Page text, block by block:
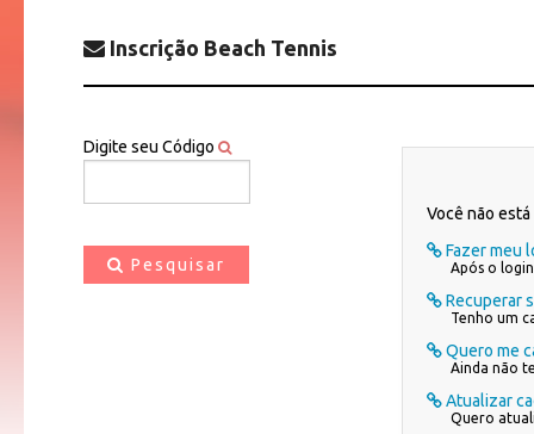
Inscrição Beach Tennis
Digite seu Código
Pesquisar
Você não
Fazer meu
Após o
Recuperar
Tenho um
Quero me
Ainda não
Atualizar
Quero